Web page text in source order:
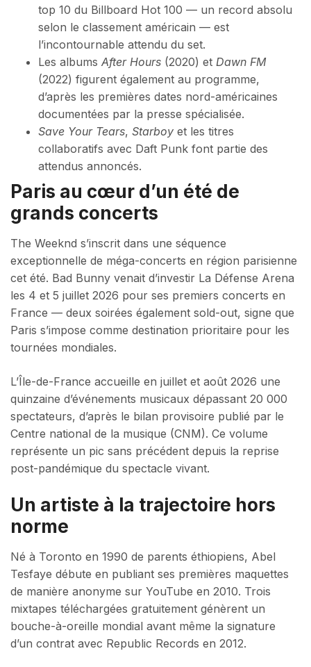
top 10 du Billboard Hot 100 — un record absolu
selon le classement américain — est
l’incontournable attendu du set.
Les albums After Hours (2020) et Dawn FM
(2022) figurent également au programme,
d’après les premières dates nord-américaines
documentées par la presse spécialisée.
Save Your Tears, Starboy et les titres
collaboratifs avec Daft Punk font partie des
attendus annoncés.
Paris au cœur d’un été de
grands concerts
The Weeknd s’inscrit dans une séquence
exceptionnelle de méga-concerts en région parisienne
cet été. Bad Bunny venait d’investir La Défense Arena
les 4 et 5 juillet 2026 pour ses premiers concerts en
France — deux soirées également sold-out, signe que
Paris s’impose comme destination prioritaire pour les
tournées mondiales.
L’Île-de-France accueille en juillet et août 2026 une
quinzaine d’événements musicaux dépassant 20 000
spectateurs, d’après le bilan provisoire publié par le
Centre national de la musique (CNM). Ce volume
représente un pic sans précédent depuis la reprise
post-pandémique du spectacle vivant.
Un artiste à la trajectoire hors
norme
Né à Toronto en 1990 de parents éthiopiens, Abel
Tesfaye débute en publiant ses premières maquettes
de manière anonyme sur YouTube en 2010. Trois
mixtapes téléchargées gratuitement génèrent un
bouche-à-oreille mondial avant même la signature
d’un contrat avec Republic Records en 2012.